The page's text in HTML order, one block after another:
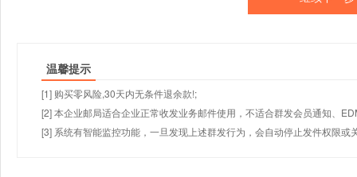
温馨提示
[1] 购买零风险,30天内无条件退余款!;
[2] 本企业邮局适合企业正常收发业务邮件使用，不适合群发会员通知、
[3] 系统有智能监控功能，一旦发现上述群发行为，会自动停止发件权限或